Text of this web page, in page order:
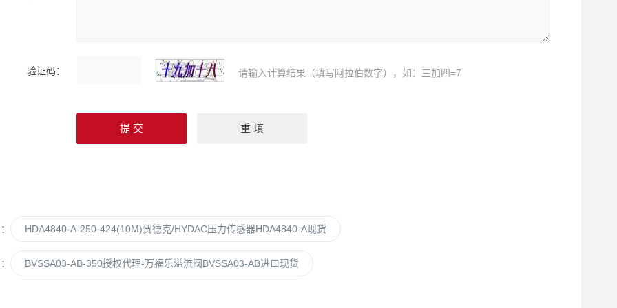
验证码： 请输入计算结果（填写阿拉伯数字），如：三加四=7
HDA4840-A-250-424(10M)贺德克/HYDAC压力传感器HDA4840-A现货
BVSSA03-AB-350授权代理-万福乐溢流阀BVSSA03-AB进口现货